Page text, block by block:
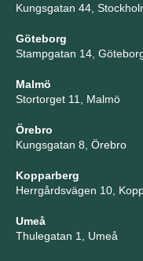
Kungsgatan 44,
Göteborg
Stampgatan 14,
Malmö
Stortorget 11, Malmö
Örebro
Kungsgatan 8, Örebro
Kopparberg
Herrgårdsvägen 10,
Umeå
Thulegatan 1, Umeå